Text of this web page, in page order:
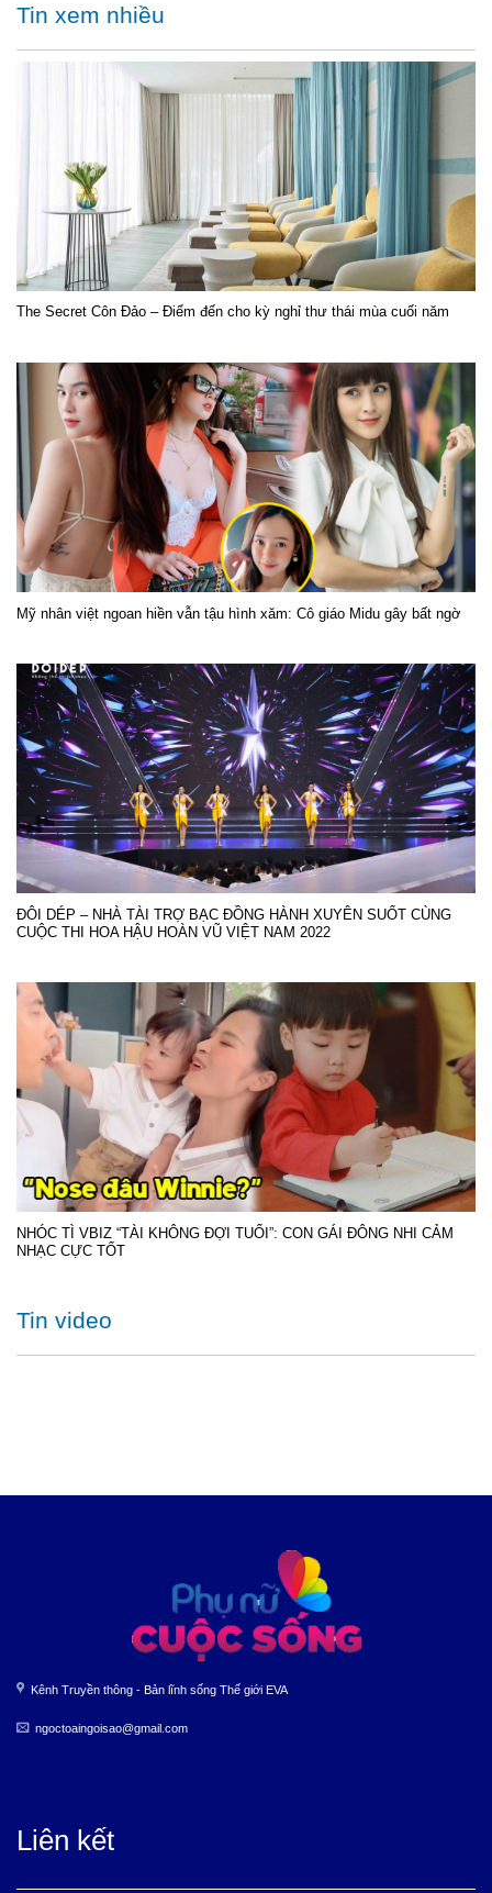
Tin xem nhiều
The Secret Côn Đảo – Điểm đến cho kỳ nghỉ thư thái mùa cuối năm
Mỹ nhân việt ngoan hiền vẫn tậu hình xăm: Cô giáo Midu gây bất ngờ
ĐÔI DÉP – NHÀ TÀI TRỢ BẠC ĐỒNG HÀNH XUYÊN SUỐT CÙNG
CUỘC THI HOA HẬU HOÀN VŨ VIỆT NAM 2022
NHÓC TÌ VBIZ “TÀI KHÔNG ĐỢI TUỔI”: CON GÁI ĐÔNG NHI CẢM
NHẠC CỰC TỐT
Tin video
Kênh Truyền thông - Bản lĩnh sống Thế giới EVA
ngoctoaingoisao@gmail.com
Liên kết